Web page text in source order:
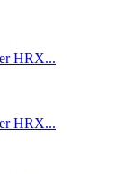
HRX...
HRX...